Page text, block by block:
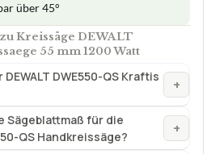
über 45°
Kreissäge DEWALT
55 mm 1200 Watt
DWE550-QS Kraftis
+
Sägeblattmaß für die
QS Handkreissäge?
+